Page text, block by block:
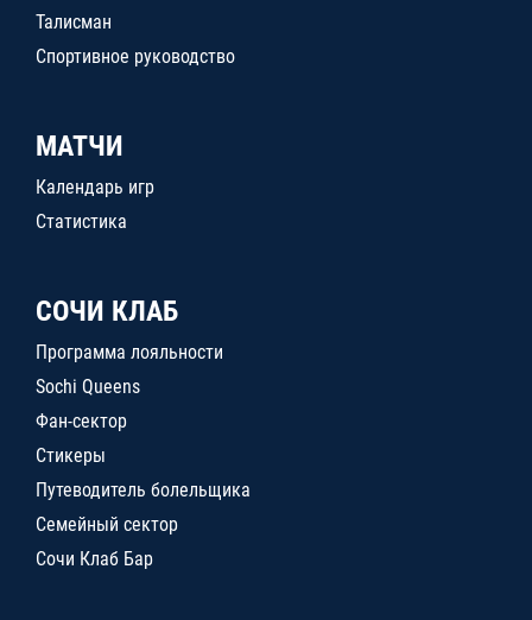
Талисман
Спортивное руководство
МАТЧИ
Календарь игр
Статистика
СОЧИ КЛАБ
Программа лояльности
Sochi Queens
Фан-сектор
Стикеры
Путеводитель болельщика
Семейный сектор
Сочи Клаб Бар